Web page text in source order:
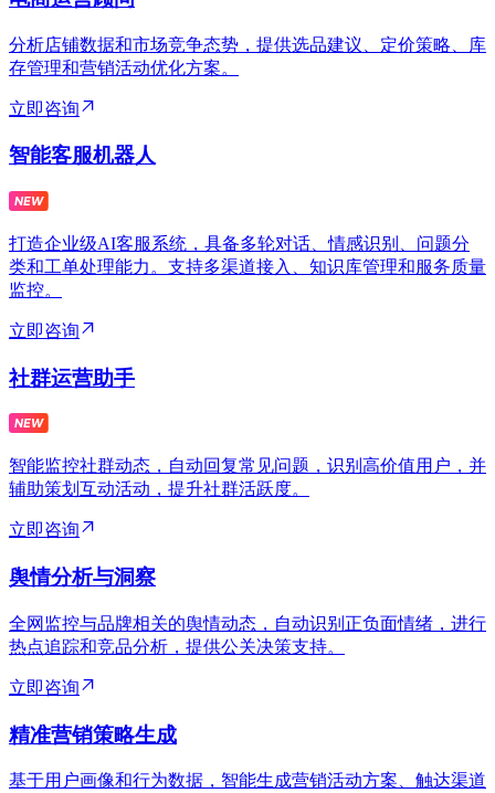
分析店铺数据和市场竞争态势，提供选品建议、定价策略、库
存管理和营销活动优化方案。
立即咨询
智能客服机器人
打造企业级AI客服系统，具备多轮对话、情感识别、问题分
类和工单处理能力。支持多渠道接入、知识库管理和服务质量
监控。
立即咨询
社群运营助手
智能监控社群动态，自动回复常见问题，识别高价值用户，并
辅助策划互动活动，提升社群活跃度。
立即咨询
舆情分析与洞察
全网监控与品牌相关的舆情动态，自动识别正负面情绪，进行
热点追踪和竞品分析，提供公关决策支持。
立即咨询
精准营销策略生成
基于用户画像和行为数据，智能生成营销活动方案、触达渠道